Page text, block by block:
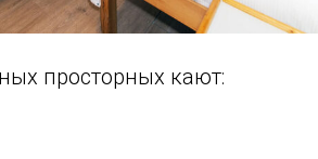
просторных кают: